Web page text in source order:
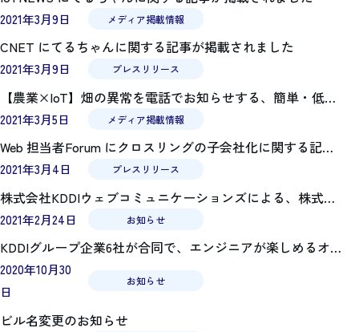
2021年3月9日 メディア掲載情報
CNET にてるちゃんに関する記事が掲載されました
2021年3月9日 プレスリリース
【農業×IoT】畑の異常を電話でお知らせする、簡単・低価格な農業IoT「てるちゃん」リリース
2021年3月5日 メディア掲載情報
Web 担当者Forum にクロスリングの子会社化に関する記事が掲載されました
2021年3月4日 プレスリリース
株式会社KDDIウェブコミュニケーションズによる、株式会社クロスリングの子会社化について
2021年2月24日 お知らせ
KDDIグループ企業6社が合同で、エンジニアが楽しめるオンラインイベント「KGDC Tech Conference」を開催します
2020年10月30
日
お知らせ
ビル名変更のお知らせ